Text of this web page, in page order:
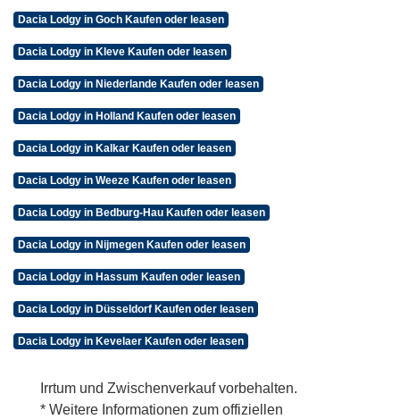
Dacia Lodgy in Goch Kaufen oder leasen
Dacia Lodgy in Kleve Kaufen oder leasen
Dacia Lodgy in Niederlande Kaufen oder leasen
Dacia Lodgy in Holland Kaufen oder leasen
Dacia Lodgy in Kalkar Kaufen oder leasen
Dacia Lodgy in Weeze Kaufen oder leasen
Dacia Lodgy in Bedburg-Hau Kaufen oder leasen
Dacia Lodgy in Nijmegen Kaufen oder leasen
Dacia Lodgy in Hassum Kaufen oder leasen
Dacia Lodgy in Düsseldorf Kaufen oder leasen
Dacia Lodgy in Kevelaer Kaufen oder leasen
Irrtum und Zwischenverkauf vorbehalten.
* Weitere Informationen zum offiziellen